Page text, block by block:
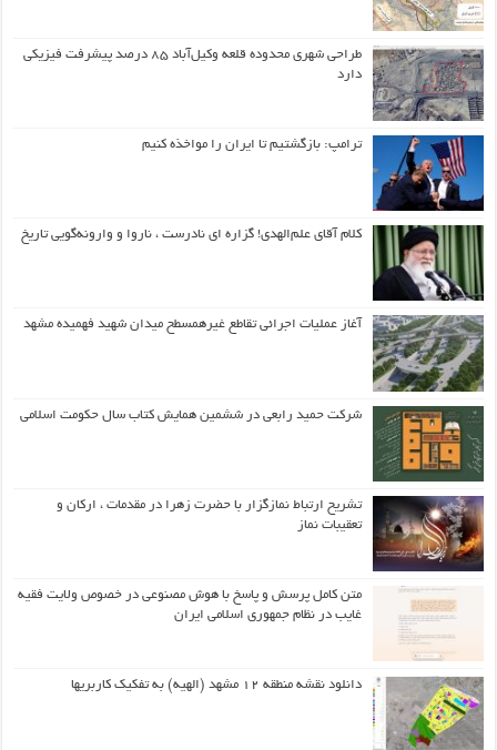
طراحی شهری محدوده قلعه وکیل‌آباد ۸۵ درصد پیشرفت فیزیکی
دارد
ترامپ: بازگشتیم تا ایران را مواخذه کنیم
کلام آقای علم‌الهدی! گزاره ای نادرست ، ناروا و وارونه‌گویی تاریخ
آغاز عملیات اجرائی تقاطع غیرهمسطح میدان شهید فهمیده مشهد
شرکت حمید رابعی در ششمین همایش کتاب سال حکومت اسلامی
تشریح ارتباط نمازگزار با حضرت زهرا در مقدمات ، ارکان و
تعقیبات نماز
متن کامل پرسش و پاسخ با هوش مصنوعی در خصوص ولایت فقیه
غایب در نظام جمهوری اسلامی ایران
دانلود نقشه منطقه ۱۲ مشهد (الهیه) به تفکیک کاربریها